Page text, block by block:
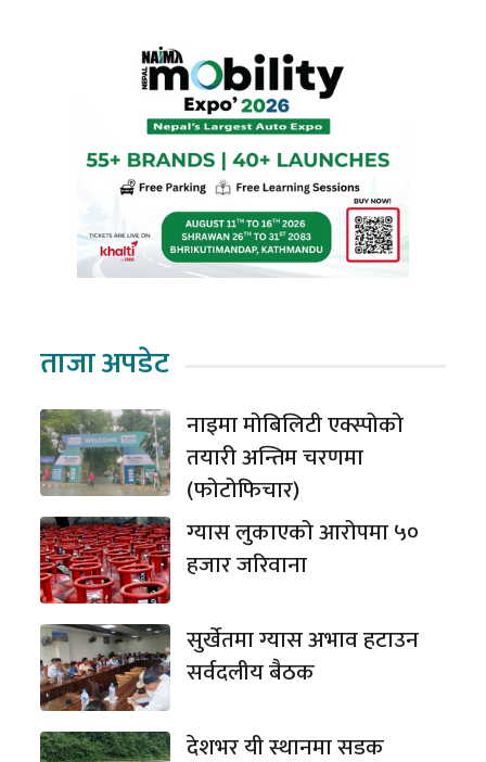
ताजा अपडेट
नाइमा मोबिलिटी एक्स्पोको
तयारी अन्तिम चरणमा
(फोटोफिचार)
ग्यास लुकाएको आरोपमा ५०
हजार जरिवाना
सुर्खेतमा ग्यास अभाव हटाउन
सर्वदलीय बैठक
देशभर यी स्थानमा सडक